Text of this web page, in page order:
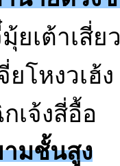
ยเต้าเสี่ย
โหงวเฮ้ง
เจ้งสี่อื้อ
มชั้นสูง